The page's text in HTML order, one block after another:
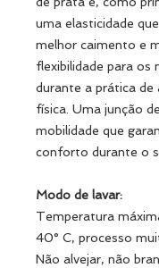
uma elasticidade
melhor caimento e
flexibilidade para os
durante a prática de
física. Uma junção
mobilidade que
conforto durante o
Modo de lavar:
Temperatura
40° C, processo
Não alvejar, não